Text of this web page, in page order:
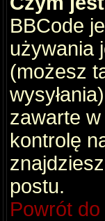
BBCode
używania
(możesz
zawarte
kontrolę
postu.
Powrót